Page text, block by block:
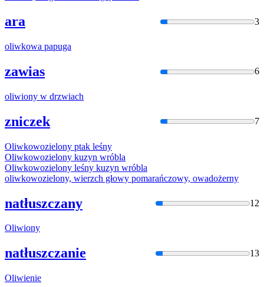
ara 3
oliwkowa papuga
zawias 6
oliwiony w drzwiach
zniczek 7
Oliwkowozielony ptak leśny
Oliwkowozielony kuzyn wróbla
Oliwkowozielony leśny kuzyn wróbla
oliwkowozielony, wierzch głowy pomarańczowy, owadożerny
natłuszczany 12
Oliwiony
natłuszczanie 13
Oliwienie